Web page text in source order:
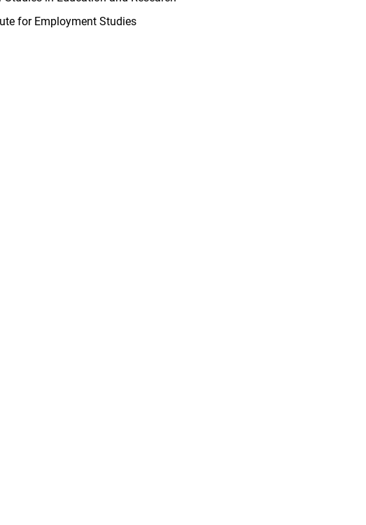
for Employment Studies
(externer Link, öffnet neues Fenster)
teilen (externer Link, öffnet neues Fenster)